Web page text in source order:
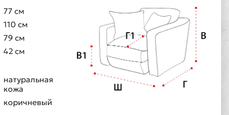
77 см
110 см
79 см
42 см
натуральная
кожа
коричневый